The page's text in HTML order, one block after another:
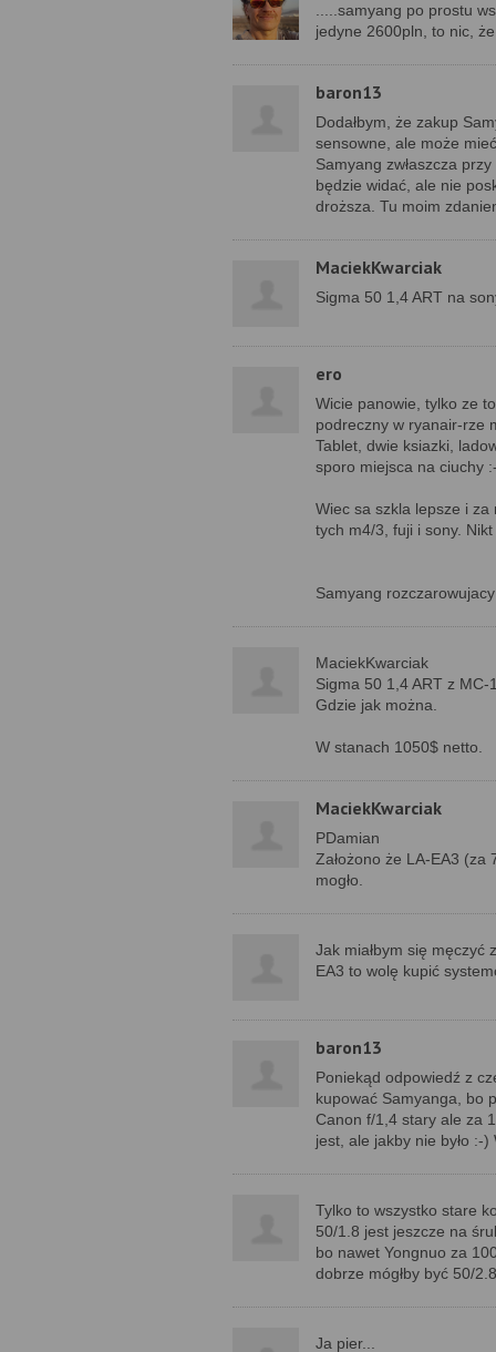
.....samyang po prostu
jedyne 2600pln, to nic,
baron13
Dodałbym, że zakup
sensowne, ale może
Samyang zwłaszcza
będzie widać, ale nie
droższa. Tu moim
MaciekKwarciak
Sigma 50 1,4 ART na
ero
Wicie panowie, tylko ze
podreczny w ryanair-rze
Tablet, dwie ksiazki,
sporo miejsca na ciuchy
Wiec sa szkla lepsze i
tych m4/3, fuji i sony.
Samyang
MaciekKwarciak
Sigma 50 1,4 ART z MC-
Gdzie jak można.
W stanach 1050$ netto.
MaciekKwarciak
PDamian
Założono że LA-EA3
mogło.
Jak miałbym się męczyć
EA3 to wolę kupić
baron13
Poniekąd odpowiedź z
kupować Samyanga, bo
Canon f/1,4 stary ale za
jest, ale jakby nie było :-
Tylko to wszystko stare
50/1.8 jest jeszcze na
bo nawet Yongnuo za
dobrze mógłby być 50/
Ja pier...